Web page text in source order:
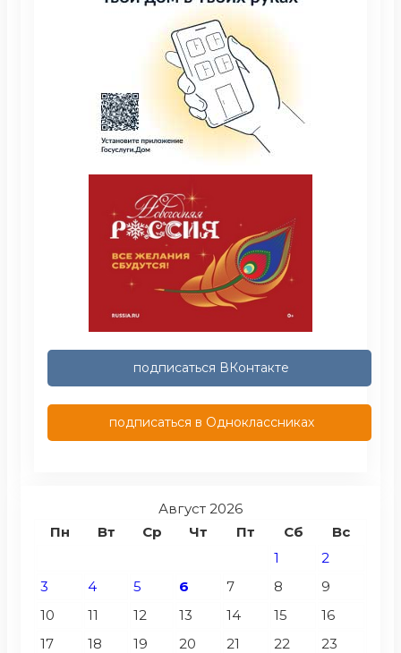
подписаться ВКонтакте
подписаться в Одноклассниках
Август 2026
Пн
Вт Ср Чт Пт Сб
Вс
1
2
3
4 5 6 7 8
9
10
11 12 13 14 15
16
17
18 19 20 21 22 23